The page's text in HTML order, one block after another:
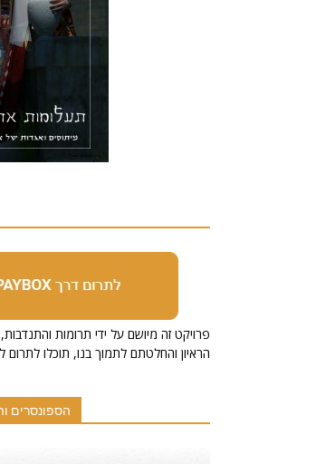
הראיון והחלטתם לתמוך בנו, תוכלו לתרום
הספונסרים